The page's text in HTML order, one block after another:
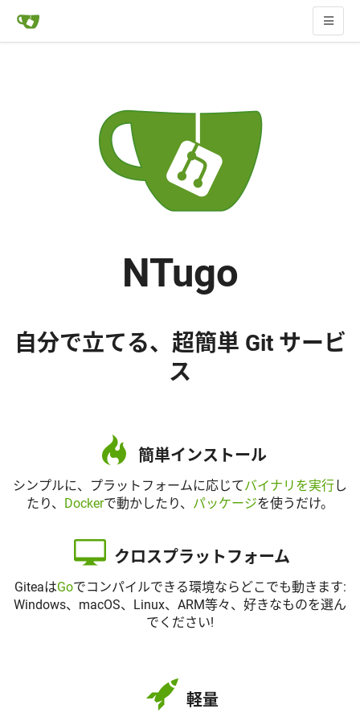
NTugo
自分で立てる、超簡単 Git サービ
ス
簡単インストール
シンプルに、プラットフォームに応じてバイナリを実行し
たり、 Dockerで動かしたり、 パッケージを使うだけ。
クロスプラットフォーム
GiteaはGoでコンパイルできる環境ならどこでも動きます:
Windows、macOS、Linux、ARM等々、好きなものを選ん
でください!
軽量